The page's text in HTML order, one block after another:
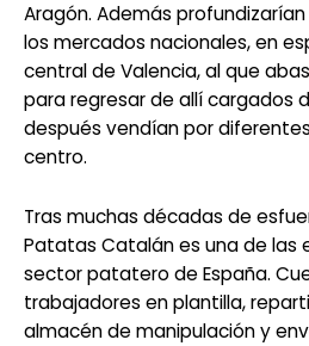
Aragón. Además
los mercados nacionales, en
central de Valencia, al que
para regresar de allí cargados
después vendían por
centro.
Tras muchas décadas de
Patatas Catalán es una de las
sector patatero de España.
trabajadores en plantilla,
almacén de manipulación y